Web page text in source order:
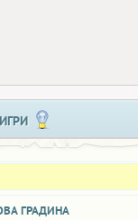
ГРАДИНА